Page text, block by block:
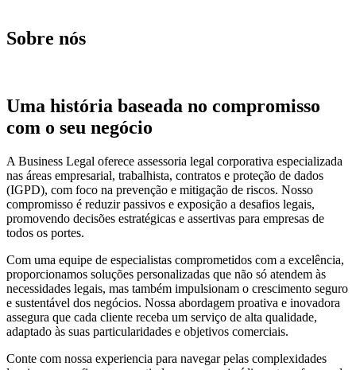
Sobre nós
Uma história baseada no compromisso
com o seu negócio
A Business Legal oferece assessoria legal corporativa especializada
nas áreas empresarial, trabalhista, contratos e proteção de dados
(IGPD), com foco na prevenção e mitigação de riscos. Nosso
compromisso é reduzir passivos e exposição a desafios legais,
promovendo decisões estratégicas e assertivas para empresas de
todos os portes.
Com uma equipe de especialistas comprometidos com a excelência,
proporcionamos soluções personalizadas que não só atendem às
necessidades legais, mas também impulsionam o crescimento seguro
e sustentável dos negócios. Nossa abordagem proativa e inovadora
assegura que cada cliente receba um serviço de alta qualidade,
adaptado às suas particularidades e objetivos comerciais.
Conte com nossa experiencia para navegar pelas complexidades